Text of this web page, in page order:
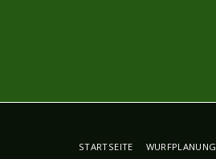
STARTSEITE WURFPLANUNG